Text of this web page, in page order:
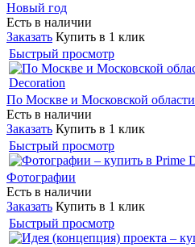
Новый год
Есть в наличии
Заказать Купить в 1 клик
Быстрый просмотр
По Москве и Московской области
Есть в наличии
Заказать Купить в 1 клик
Быстрый просмотр
Фотографии
Есть в наличии
Заказать Купить в 1 клик
Быстрый просмотр